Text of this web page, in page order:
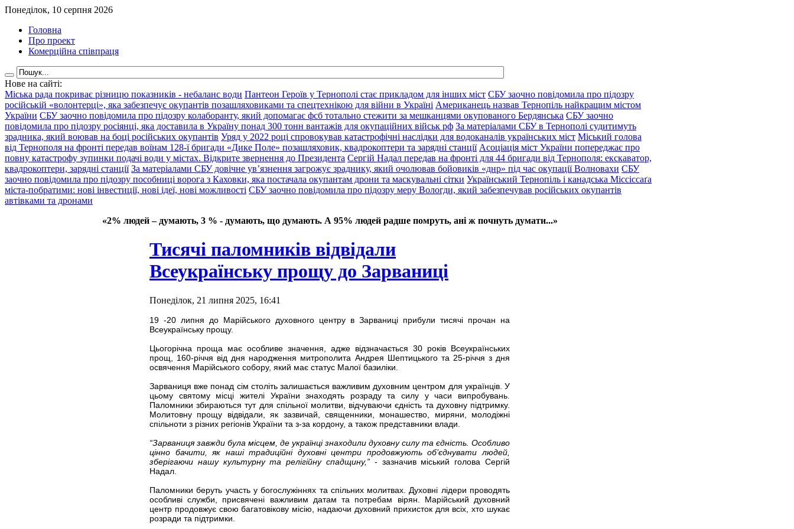
Понеділок, 10 серпня 2026
Головна
Про проект
Комерційна співпраця
Нове на сайті:
Міська рада покриває різницю показників - небаланс води Пантеон Героїв у Тернополі стає прикладом для інших міст СБУ заочно повідомила про підозру
російській «волонтерці», яка забезпечує окупантів позашляховиками та спецтехнікою для війни в Україні Американець назвав Тернопіль найкращим містом
України СБУ заочно повідомила про підозру колаборанту, який допомагає фсб тотально стежити за мешканцями окупованого Бердянська СБУ заочно
повідомила про підозру росіянці, яка доставила в Україну понад 300 тонн вантажів для окупаційних військ рф За матеріалами СБУ в Тернополі судитимуть
зрадника, який воював на боці російських окупантів Уряд у 2022 році спровокував катастрофічні наслідки для водоканалів українських міст Міський голова
від Тернополя на фронті передав воїнам 128-ї бригади «Дике Поле» позашляховик, квадрокоптери та зарядні станції Асоціація міст України попереджає про
повну катастрофу зупинки подачі води у містах. Відкрите звернення до Президента Сергій Надал передав на фронті для 44 бригади від Тернополя: екскаватор,
квадрокоптери, зарядні станції За матеріалами СБУ довічне ув’язнення загрожує зраднику, який очолював бойовиків «днр» під час окупації Волновахи СБУ
заочно повідомила про підозру пособниці ворога з Каховки, яка постачала окупантам дрони та маскувальні сітки Український Тернопіль і канадська Міссіссаґа
міста-побратими: нові інвестиції, нові ідеї, нові можливості СБУ заочно повідомила про підозру меру Вологди, який забезпечував російських окупантів
автівками та дронами
«2% людей – думають, 3 % - думають, що думають. А 95% людей радше помруть, ані ж почнуть думати...»
Тисячі паломників відвідали
Всеукраїнську прощу до Зарваниці
Понеділок, 21 липня 2025, 16:41
19 -20 липня до Марійського духовного центру в Зарваниці прибули тисячі прочан на
Всеукраїнську прощу.
Цьогорічна проща має особливе значення, адже відзначається 30 років Всеукраїнських
прощ, 160-річчя від дня народження митрополита Андрея Шептицького та 25-річчя з дня
освячення Марійського собору, який має статус Малої базиліки.
Зарваниця вже понад сім століть залишається важливим духовним центром для українців. У
цьому святому місці жителі України знаходять розраду та силу у часи випробувань.
Паломники збираються тут для спільної молитви, відчуваючи єдність та духовну підтримку.
Молитовну прощу відвідали, як зазвичай, священники, монашество, миряни, молодіжні
спільноти з різних регіонів України та з-за кордону, а також представники влади.
“Зарваниця завжди була місцем, де українці знаходили духовну силу та єдність. Особливо
цінно бачити, як наші традиційні духовні центри продовжують об’єднувати людей,
зберігаючи нашу культурну та релігійну спадщину,” - зазначив міський голова Сергій
Надал.
Паломники беруть участь у богослужіннях та спільних молитвах. Духовні лідери проводять
особливі служби, присвячені важливим датам та потребам вірян. Марійський духовний
центр продовжує свою багатовікову місію, надаючи духовний прихисток для всіх, хто шукає
розради та підтримки.